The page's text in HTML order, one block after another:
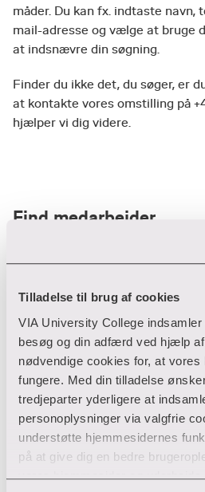
Tilladelse til brug af cookies
VIA University College
besøg og din adfærd ved hjælp
nødvendige cookies for, at vores
fungere. Med din tilladelse
tredjeparter yderligere at
personoplysninger via valgfrie
understøtte hjemmesidernes
på at give dig en bedre
vores hjemmesider og
måder. Du kan fx. indtaste navn,
mail-adresse og vælge at bruge
at indsnævre din søgning.
Finder du ikke det, du søger, er
at kontakte vores omstilling på
hjælper vi dig videre.
Find medarbejder
Filter
Ryd filtre
Din søgning gav desværre ikke
Giv ikke op endnu!